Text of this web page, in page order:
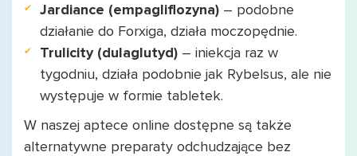
Jardiance (empagliflozyna) – podobne
działanie do Forxiga, działa moczopędnie.
Trulicity (dulaglutyd) – iniekcja raz w
tygodniu, działa podobnie jak Rybelsus, ale nie
występuje w formie tabletek.
W naszej aptece online dostępne są także
alternatywne preparaty odchudzające bez